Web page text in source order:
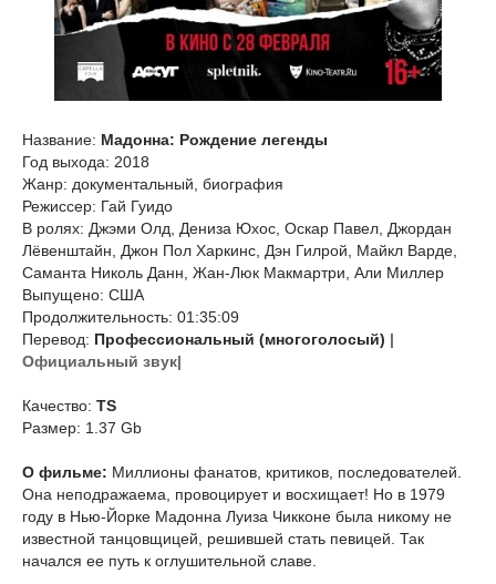
Название: Мадонна: Рождение легенды
Год выхода: 2018
Жанр: документальный, биография
Режиссер: Гай Гуидо
В ролях: Джэми Олд, Дениза Юхос, Оскар Павел, Джордан
Лёвенштайн, Джон Пол Харкинс, Дэн Гилрой, Майкл Варде,
Саманта Николь Данн, Жан-Люк Макмартри, Али Миллер
Выпущено: США
Продолжительность: 01:35:09
Перевод: Профессиональный (многоголосый) |
Официальный звук|
Качество: TS
Размер: 1.37 Gb
О фильме: Миллионы фанатов, критиков, последователей.
Она неподражаема, провоцирует и восхищает! Но в 1979
году в Нью-Йорке Мадонна Луиза Чикконе была никому не
известной танцовщицей, решившей стать певицей. Так
начался ее путь к оглушительной славе.